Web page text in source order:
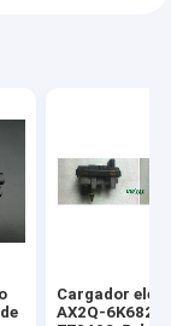
Cargador
AX2Q-6K682-